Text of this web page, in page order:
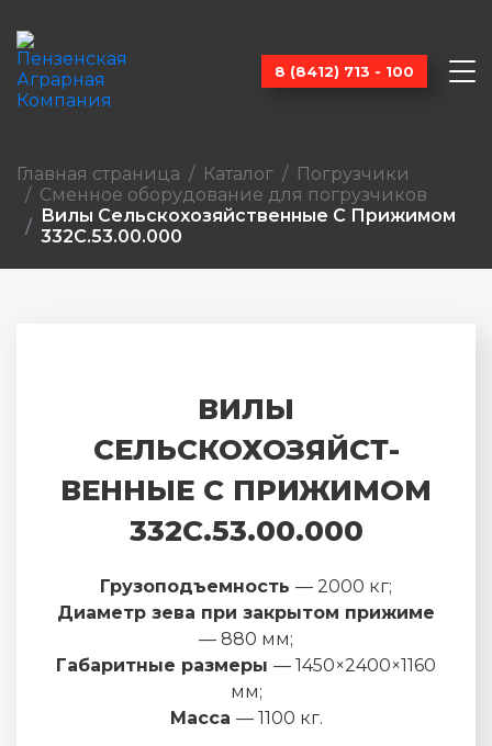
8 (8412) 713 - 100
Главная страница Каталог
Погрузчики
Сменное оборудование для погрузчиков
Вилы Сельскохозяйст­венные С Прижимом
332С.53.00.000
ВИЛЫ
СЕЛЬСКОХОЗЯЙСТ­
ВЕННЫЕ С ПРИЖИМОМ
332С.53.00.000
Грузоподъемность — 2000 кг;
Диаметр зева при закрытом прижиме
— 880 мм;
Габаритные размеры — 1450×2400×1160
мм;
Масса — 1100 кг.